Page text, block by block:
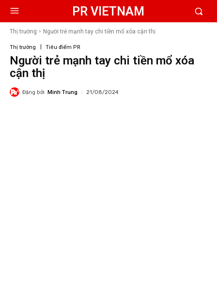
PR VIETNAM
Thị trường Người trẻ mạnh tay chi tiền mổ xóa cận thị
Thị trường Tiêu điểm PR
Người trẻ mạnh tay chi tiền mổ xóa
cận thị
Đăng bởi Minh Trung 21/08/2024